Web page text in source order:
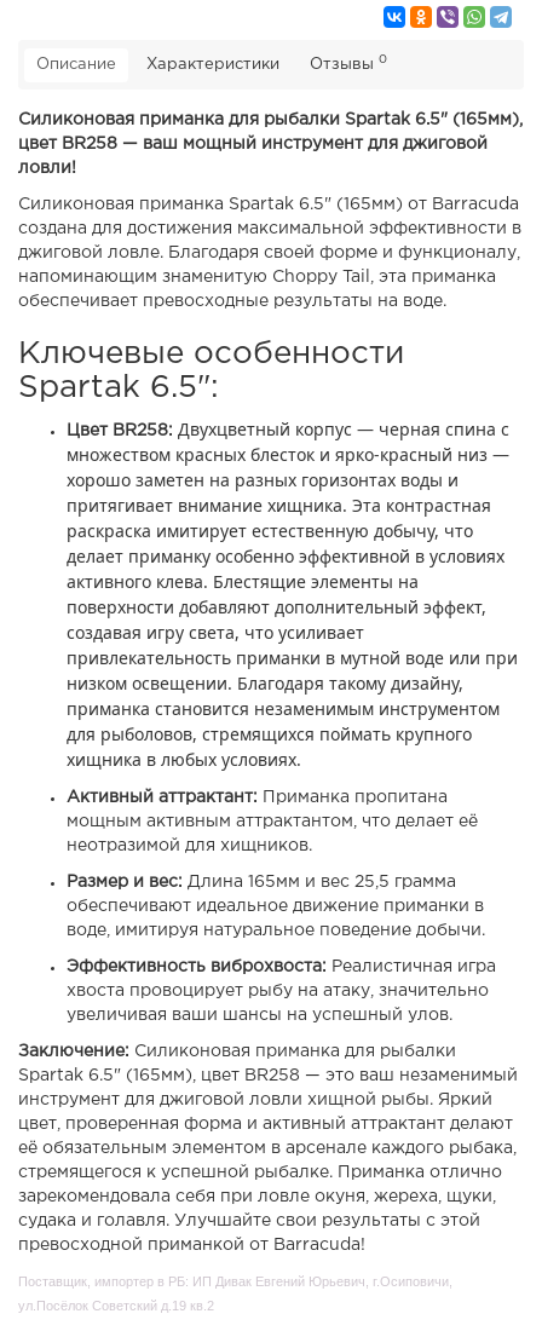
Описание Характеристики Отзывы 0
Силиконовая приманка для рыбалки Spartak 6.5" (165мм),
цвет BR258 — ваш мощный инструмент для джиговой
ловли!
Силиконовая приманка Spartak 6.5" (165мм) от Barracuda
создана для достижения максимальной эффективности в
джиговой ловле. Благодаря своей форме и функционалу,
напоминающим знаменитую Choppy Tail, эта приманка
обеспечивает превосходные результаты на воде.
Ключевые особенности
Spartak 6.5":
Цвет BR258: Двухцветный корпус — черная спина с
множеством красных блесток и ярко-красный низ —
хорошо заметен на разных горизонтах воды и
притягивает внимание хищника. Эта контрастная
раскраска имитирует естественную добычу, что
делает приманку особенно эффективной в условиях
активного клева. Блестящие элементы на
поверхности добавляют дополнительный эффект,
создавая игру света, что усиливает
привлекательность приманки в мутной воде или при
низком освещении. Благодаря такому дизайну,
приманка становится незаменимым инструментом
для рыболовов, стремящихся поймать крупного
хищника в любых условиях.
Активный аттрактант: Приманка пропитана
мощным активным аттрактантом, что делает её
неотразимой для хищников.
Размер и вес: Длина 165мм и вес 25,5 грамма
обеспечивают идеальное движение приманки в
воде, имитируя натуральное поведение добычи.
Эффективность виброхвоста: Реалистичная игра
хвоста провоцирует рыбу на атаку, значительно
увеличивая ваши шансы на успешный улов.
Заключение: Силиконовая приманка для рыбалки
Spartak 6.5" (165мм), цвет BR258 — это ваш незаменимый
инструмент для джиговой ловли хищной рыбы. Яркий
цвет, проверенная форма и активный аттрактант делают
её обязательным элементом в арсенале каждого рыбака,
стремящегося к успешной рыбалке. Приманка отлично
зарекомендовала себя при ловле окуня, жереха, щуки,
судака и голавля. Улучшайте свои результаты с этой
превосходной приманкой от Barracuda!
Поставщик, импортер в РБ: ИП Дивак Евгений Юрьевич, г.Осиповичи,
ул.Посёлок Советский д.19 кв.2